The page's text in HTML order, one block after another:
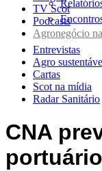
TV Scot
Podcasts
Agronegócio
Entrevistas
Agro
Cartas
Scot na mídia
Radar Sanitário
CNA